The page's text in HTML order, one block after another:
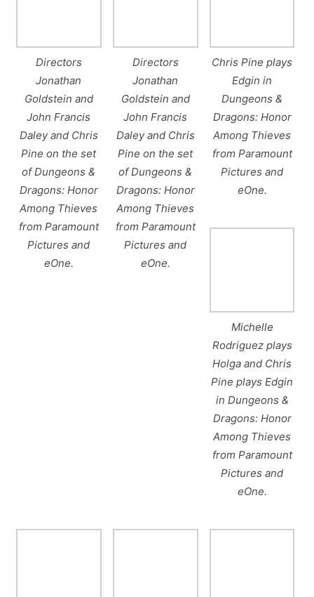
Directors
Jonathan
Goldstein and
John Francis
Daley and Chris
Pine on the set
of Dungeons &
Dragons: Honor
Among Thieves
from Paramount
Pictures and
eOne.
Directors
Jonathan
Goldstein and
John Francis
Daley and Chris
Pine on the set
of Dungeons &
Dragons: Honor
Among Thieves
from Paramount
Pictures and
eOne.
Chris Pine plays
Edgin in
Dungeons &
Dragons: Honor
Among Thieves
from Paramount
Pictures and
eOne.
Michelle
Rodriguez plays
Holga and Chris
Pine plays Edgin
in Dungeons &
Dragons: Honor
Among Thieves
from Paramount
Pictures and
eOne.